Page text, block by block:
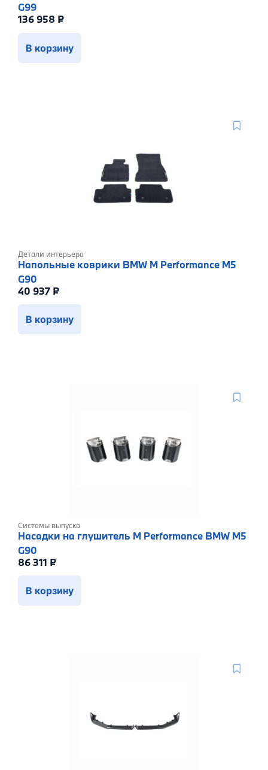
G99
136 958 ₽
В корзину
Детали интерьера
Напольные коврики BMW M Performance M5
G90
40 937 ₽
В корзину
Системы выпуска
Насадки на глушитель M Performance BMW M5
G90
86 311 ₽
В корзину